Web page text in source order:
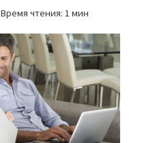
Время чтения: 1 мин